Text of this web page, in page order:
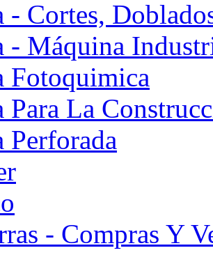
- Cortes,
- Máquina
Fotoquimica
Para La
Perforada
- Compras Y